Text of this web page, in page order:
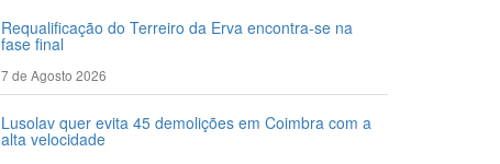
Requalificação do Terreiro da Erva encontra-se na
fase final
7 de Agosto 2026
Lusolav quer evita 45 demolições em Coimbra com a
alta velocidade